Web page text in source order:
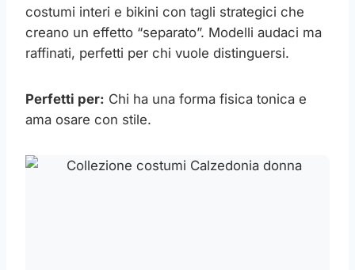
costumi interi e bikini con tagli strategici che
creano un effetto “separato”. Modelli audaci ma
raffinati, perfetti per chi vuole distinguersi.
Perfetti per: Chi ha una forma fisica tonica e
ama osare con stile.